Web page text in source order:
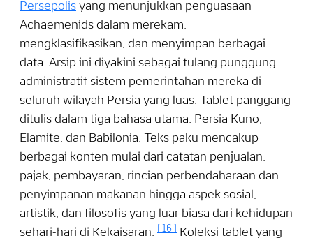
Persepolis yang menunjukkan penguasaan
Achaemenids dalam merekam,
mengklasifikasikan, dan menyimpan berbagai
data. Arsip ini diyakini sebagai tulang punggung
administratif sistem pemerintahan mereka di
seluruh wilayah Persia yang luas. Tablet panggang
ditulis dalam tiga bahasa utama: Persia Kuno,
Elamite, dan Babilonia. Teks paku mencakup
berbagai konten mulai dari catatan penjualan,
pajak, pembayaran, rincian perbendaharaan dan
penyimpanan makanan hingga aspek sosial,
artistik, dan filosofis yang luar biasa dari kehidupan
sehari-hari di Kekaisaran.
16
Koleksi tablet yang